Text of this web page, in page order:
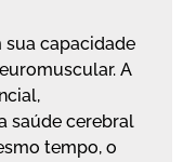
sua capacidade
A
saúde cerebral
tempo, o